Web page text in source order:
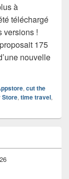
à
téléchargé
versions !
175
nouvelle
the Rope: Time
, cut the
Store, time travel,